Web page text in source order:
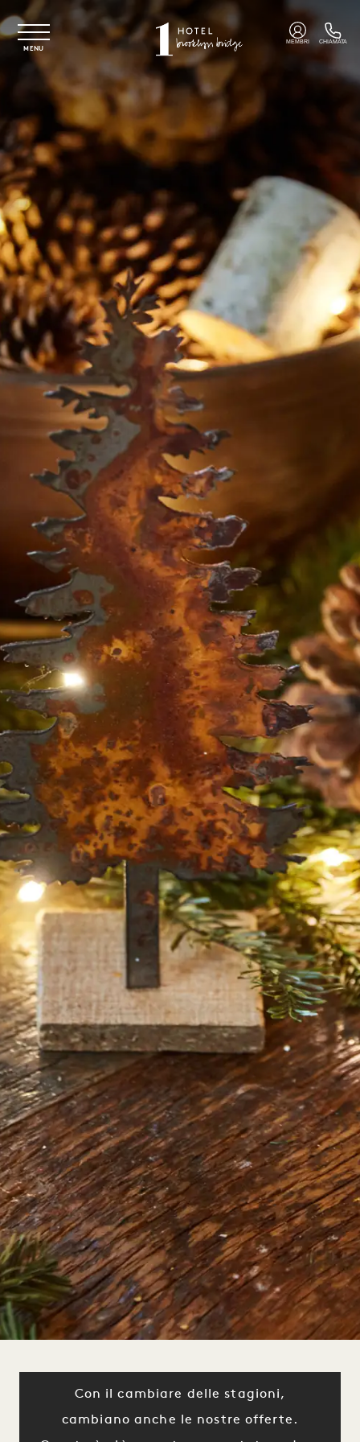
Vai al contenuto principale
MENU
MEMBRI CHIAMATA
Con il cambiare delle stagioni,
cambiano anche le nostre offerte.